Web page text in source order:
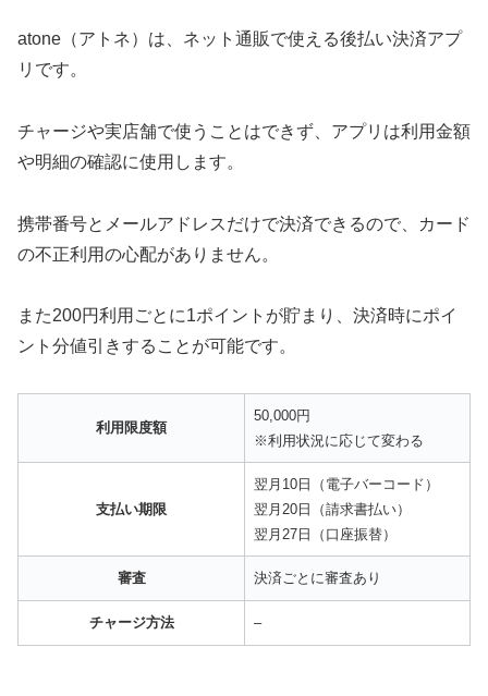
atone（アトネ）は、ネット通販で使える後払い決済アプ
リです。
チャージや実店舗で使うことはできず、アプリは利用金額
や明細の確認に使用します。
携帯番号とメールアドレスだけで決済できるので、カード
の不正利用の心配がありません。
また200円利用ごとに1ポイントが貯まり、決済時にポイ
ント分値引きすることが可能です。
利用限度額
50,000円
※利用状況に応じて変わる
支払い期限
翌月10日（電子バーコード）
翌月20日（請求書払い）
翌月27日（口座振替）
審査 決済ごとに審査あり
チャージ方法 –